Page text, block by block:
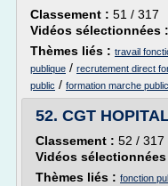
Classement : 51 / 317
Vidéos sélectionnées :
Thèmes liés : travail
publique / recrutement direct
public / formation marche public
52. CGT
Classement : 52 / 317
Vidéos sélectionnées
Thèmes liés : fonction